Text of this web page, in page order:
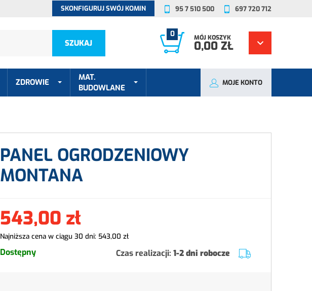
SKONFIGURUJ SWÓJ KOMIN 95 7 510 500 697 720 712
SZUKAJ
0 MÓJ KOSZYK
0,00 ZŁ
ZDROWIE
MAT.
BUDOWLANE
MOJE KONTO
PANEL OGRODZENIOWY
MONTANA
543,00 zł
Najniższa cena w ciągu 30 dni: 543,00 zł
Dostępny Czas realizacji: 1-2 dni robocze